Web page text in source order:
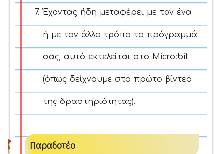
Έχοντας ήδη μεταφέρει με τον ένα
ή με τον άλλο τρόπο το πρόγραμμά
σας, αυτό εκτελείται στο Micro:bit
(όπως δείχνουμε στο πρώτο βίντεο
της δραστηριότητας).
Παραδοτέο